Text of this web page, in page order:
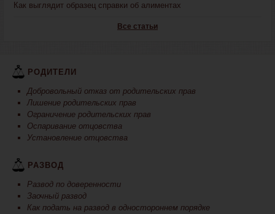
Как выглядит образец справки об алиментах
Все статьи
РОДИТЕЛИ
Добровольный отказ от родительских прав
Лишение родительских прав
Ограничение родительских прав
Оспаривание отцовства
Установление отцовства
РАЗВОД
Развод по доверенности
Заочный развод
Как подать на развод в одностороннем порядке